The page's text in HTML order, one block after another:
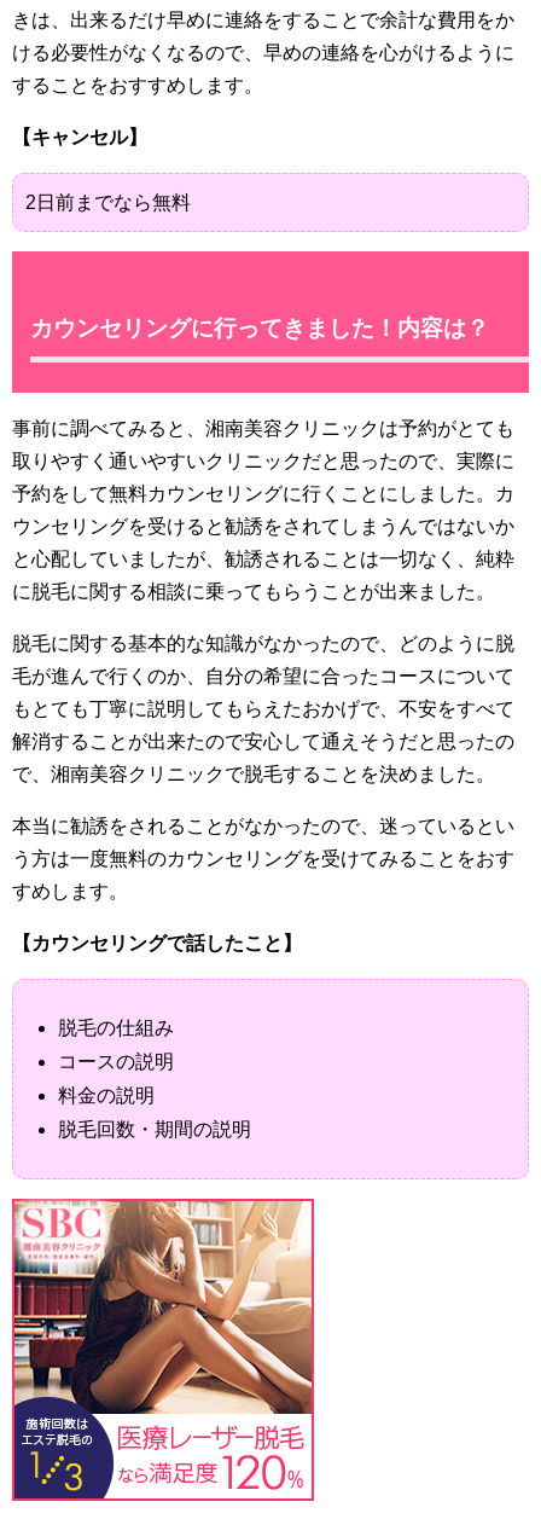
きは、出来るだけ早めに連絡をすることで余計な費用をか
ける必要性がなくなるので、早めの連絡を心がけるように
することをおすすめします。
【キャンセル】
2日前までなら無料
カウンセリングに行ってきました！内容は？
事前に調べてみると、湘南美容クリニックは予約がとても
取りやすく通いやすいクリニックだと思ったので、実際に
予約をして無料カウンセリングに行くことにしました。カ
ウンセリングを受けると勧誘をされてしまうんではないか
と心配していましたが、勧誘されることは一切なく、純粋
に脱毛に関する相談に乗ってもらうことが出来ました。
脱毛に関する基本的な知識がなかったので、どのように脱
毛が進んで行くのか、自分の希望に合ったコースについて
もとても丁寧に説明してもらえたおかげで、不安をすべて
解消することが出来たので安心して通えそうだと思ったの
で、湘南美容クリニックで脱毛することを決めました。
本当に勧誘をされることがなかったので、迷っているとい
う方は一度無料のカウンセリングを受けてみることをおす
すめします。
【カウンセリングで話したこと】
脱毛の仕組み
コースの説明
料金の説明
脱毛回数・期間の説明